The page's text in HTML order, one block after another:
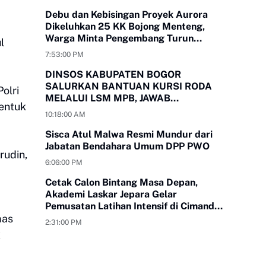
Debu dan Kebisingan Proyek Aurora
Dikeluhkan 25 KK Bojong Menteng,
Warga Minta Pengembang Turun
Tangan
7:53:00 PM
DINSOS KABUPATEN BOGOR
SALURKAN BANTUAN KURSI RODA
MELALUI LSM MPB, JAWAB
KEBUTUHAN WARGA
10:18:00 AM
Sisca Atul Malwa Resmi Mundur dari
Jabatan Bendahara Umum DPP PWO
6:06:00 PM
Cetak Calon Bintang Masa Depan,
Akademi Laskar Jepara Gelar
Pemusatan Latihan Intensif di Cimande
Bogor
2:31:00 PM